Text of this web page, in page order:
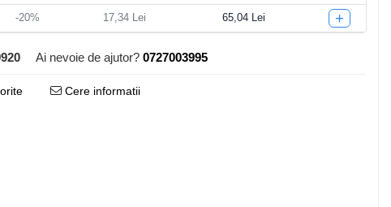
-20% 17,34 Lei 65,04 Lei +
Ai nevoie de ajutor? 0727003995
Cere informatii